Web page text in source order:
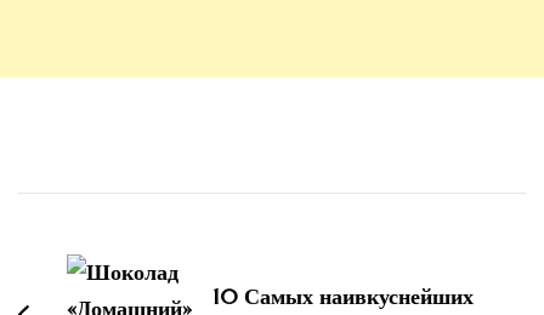
записям
10 Самых наивкуснейших